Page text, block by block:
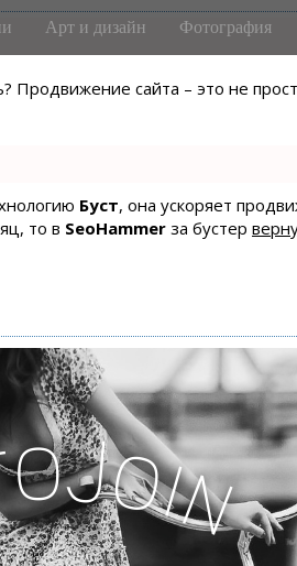
Продвижение сайта – это не
Буст, она ускоряет
то в SeoHammer за бустер
Арт и дизайн Фотография
oJoi
n